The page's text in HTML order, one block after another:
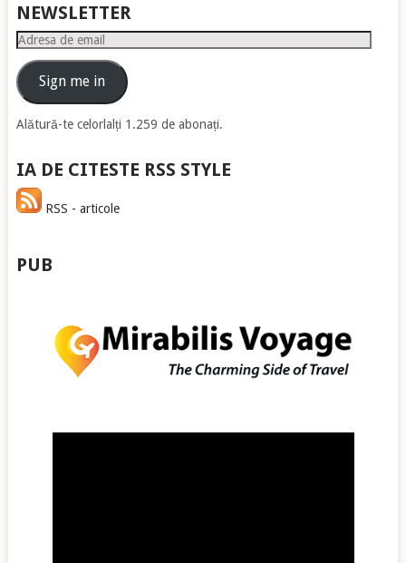
NEWSLETTER
Adresa
emailSign me in
Alătură-te celorlalți 1.259 de abonați.
IA DE CITESTE RSS STYLE
RSS - articole
PUB